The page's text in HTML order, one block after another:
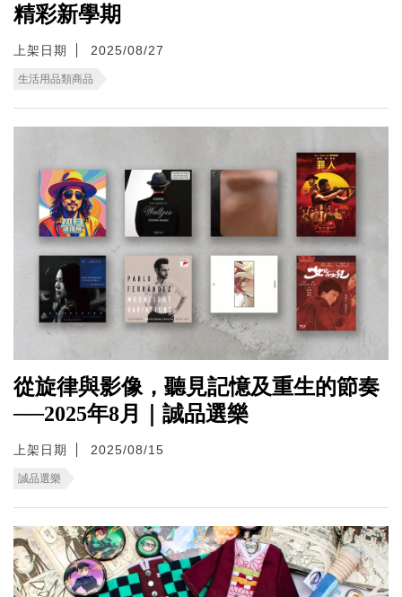
精彩新學期
上架日期 2025/08/27
生活用品類商品
從旋律與影像，聽見記憶及重生的節奏
──2025年8月｜誠品選樂
上架日期 2025/08/15
誠品選樂